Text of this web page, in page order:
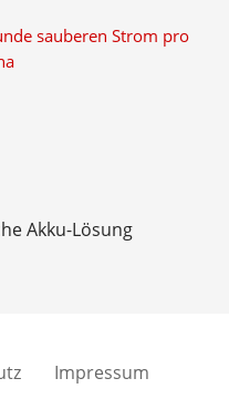
sauberen Strom pro
Akku-Lösung
Impressum